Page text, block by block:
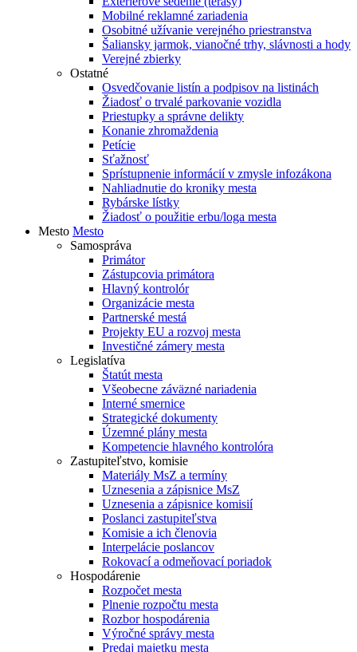
Mobilné reklamné zariadenia
Osobitné užívanie verejného priestranstva
Šaliansky jarmok, vianočné trhy, slávnosti a hody
Verejné zbierky
Ostatné
Osvedčovanie listín a podpisov na listinách
Žiadosť o trvalé parkovanie vozidla
Priestupky a správne delikty
Konanie zhromaždenia
Petície
Sťažnosť
Sprístupnenie informácií v zmysle infozákona
Nahliadnutie do kroniky mesta
Rybárske lístky
Žiadosť o použitie erbu/loga mesta
Mesto Mesto
Samospráva
Primátor
Zástupcovia primátora
Hlavný kontrolór
Organizácie mesta
Partnerské mestá
Projekty EU a rozvoj mesta
Investičné zámery mesta
Legislatíva
Štatút mesta
Všeobecne záväzné nariadenia
Interné smernice
Strategické dokumenty
Územné plány mesta
Kompetencie hlavného kontrolóra
Zastupiteľstvo, komisie
Materiály MsZ a termíny
Uznesenia a zápisnice MsZ
Uznesenia a zápisnice komisií
Poslanci zastupiteľstva
Komisie a ich členovia
Interpelácie poslancov
Rokovací a odmeňovací poriadok
Hospodárenie
Rozpočet mesta
Plnenie rozpočtu mesta
Rozbor hospodárenia
Výročné správy mesta
Predaj majetku mesta